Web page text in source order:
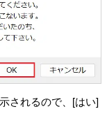
れぞれのオープン
ているライセンス
リバースエンジニ
ル等のソースコー
します。
品として、本製品
されるので、[はい]